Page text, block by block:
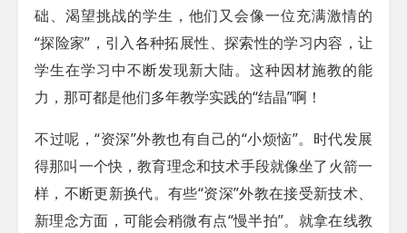
础、渴望挑战的学生，他们又会像一位充满激情的
“探险家”，引入各种拓展性、探索性的学习内容，让
学生在学习中不断发现新大陆。这种因材施教的能
力，那可都是他们多年教学实践的“结晶”啊！
不过呢，“资深”外教也有自己的“小烦恼”。时代发展
得那叫一个快，教育理念和技术手段就像坐了火箭一
样，不断更新换代。有些“资深”外教在接受新技术、
新理念方面，可能会稍微有点“慢半拍”。就拿在线教